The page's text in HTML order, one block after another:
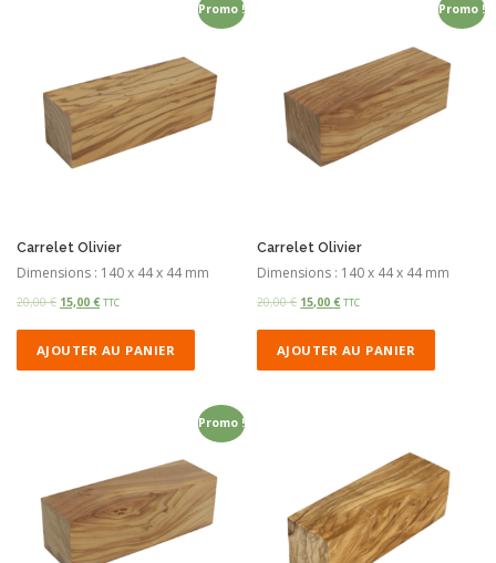
Promo !
Carrelet Olivier
Dimensions : 140 x 44 x 44 mm
20,00€ 15,00 € TTC
AJOUTER AU PANIER
Promo !
Carrelet Olivier
Dimensions : 140 x 44 x 44 mm
20,00€ 15,00€ TTC
AJOUTER AU PANIER
Promo !